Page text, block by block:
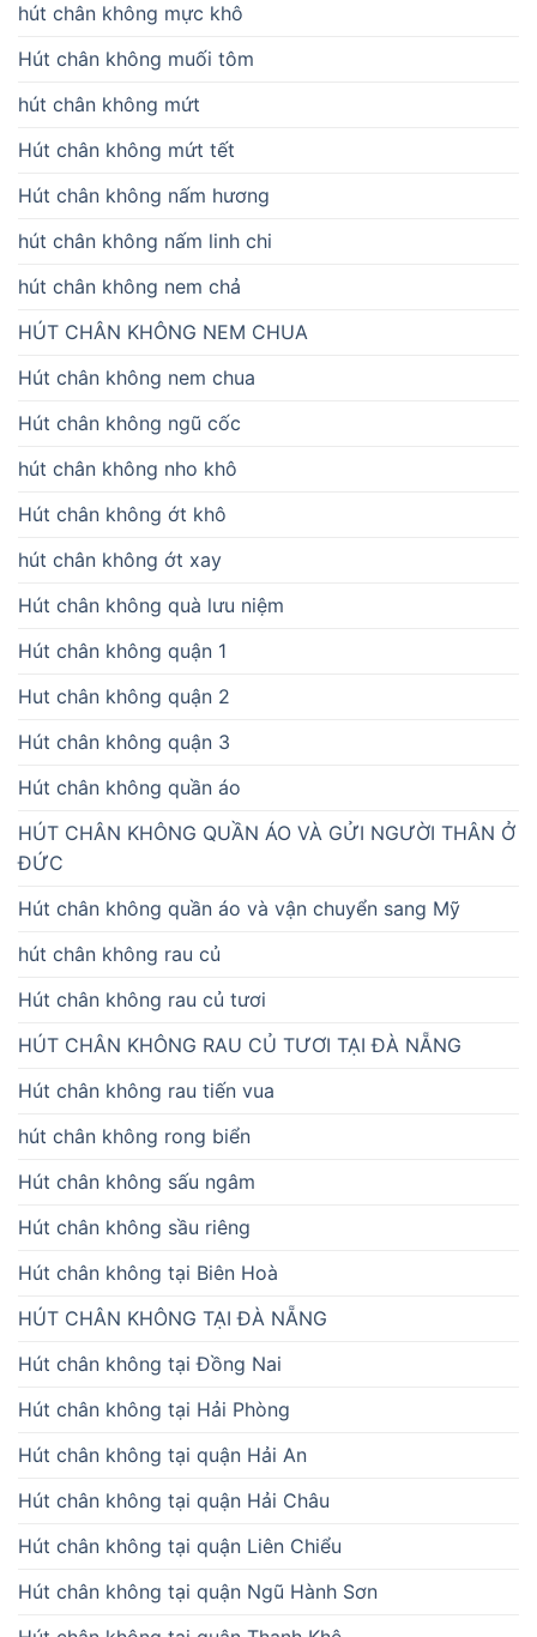
hút chân không mực khô
Hút chân không muối tôm
hút chân không mứt
Hút chân không mứt tết
Hút chân không nấm hương
hút chân không nấm linh chi
hút chân không nem chả
HÚT CHÂN KHÔNG NEM CHUA
Hút chân không nem chua
Hút chân không ngũ cốc
hút chân không nho khô
Hút chân không ớt khô
hút chân không ớt xay
Hút chân không quà lưu niệm
Hút chân không quận 1
Hut chân không quận 2
Hút chân không quận 3
Hút chân không quần áo
HÚT CHÂN KHÔNG QUẦN ÁO VÀ GỬI NGƯỜI THÂN Ở
ĐỨC
Hút chân không quần áo và vận chuyển sang Mỹ
hút chân không rau củ
Hút chân không rau củ tươi
HÚT CHÂN KHÔNG RAU CỦ TƯƠI TẠI ĐÀ NẴNG
Hút chân không rau tiến vua
hút chân không rong biển
Hút chân không sấu ngâm
Hút chân không sầu riêng
Hút chân không tại Biên Hoà
HÚT CHÂN KHÔNG TẠI ĐÀ NẴNG
Hút chân không tại Đồng Nai
Hút chân không tại Hải Phòng
Hút chân không tại quận Hải An
Hút chân không tại quận Hải Châu
Hút chân không tại quận Liên Chiểu
Hút chân không tại quận Ngũ Hành Sơn